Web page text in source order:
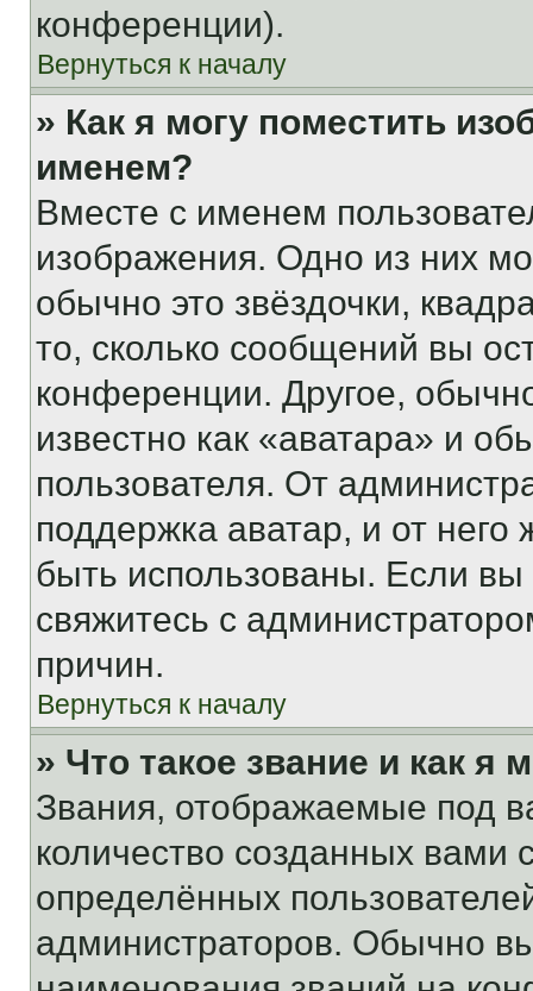
конференции).
Вернуться к началу
» Как я могу поместить
именем?
Вместе с именем
изображения. Одно из них
обычно это звёздочки,
то, сколько сообщений вы
конференции. Другое,
известно как «аватара» и
пользователя. От
поддержка аватар, и от него
быть использованы. Если
свяжитесь с
причин.
Вернуться к началу
» Что такое звание и как я
Звания, отображаемые под
количество созданных
определённых
администраторов. Обычно